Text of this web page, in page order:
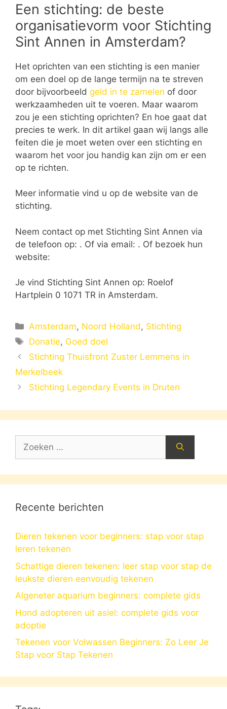
Een stichting: de beste
organisatievorm voor Stichting
Sint Annen in Amsterdam?
Het oprichten van een stichting is een manier
om een doel op de lange termijn na te streven
door bijvoorbeeld geld in te zamelen of door
werkzaamheden uit te voeren. Maar waarom
zou je een stichting oprichten? En hoe gaat dat
precies te werk. In dit artikel gaan wij langs alle
feiten die je moet weten over een stichting en
waarom het voor jou handig kan zijn om er een
op te richten.
Meer informatie vind u op de website van de
stichting.
Neem contact op met Stichting Sint Annen via
de telefoon op: . Of via email: . Of bezoek hun
website:
Je vind Stichting Sint Annen op: Roelof
Hartplein 0 1071 TR in Amsterdam.
Categorieën
Amsterdam, Noord Holland, Stichting
Tags
Donatie, Goed doel
Stichting Thuisfront Zuster Lemmens in
Merkelbeek
Stichting Legendary Events in Druten
Zoek
Recente berichten
Dieren tekenen voor beginners: stap voor stap
leren tekenen
Schattige dieren tekenen: leer stap voor stap de
leukste dieren eenvoudig tekenen
Algeneter aquarium beginners: complete gids
Hond adopteren uit asiel: complete gids voor
adoptie
Tekenen voor Volwassen Beginners: Zo Leer Je
Stap voor Stap Tekenen